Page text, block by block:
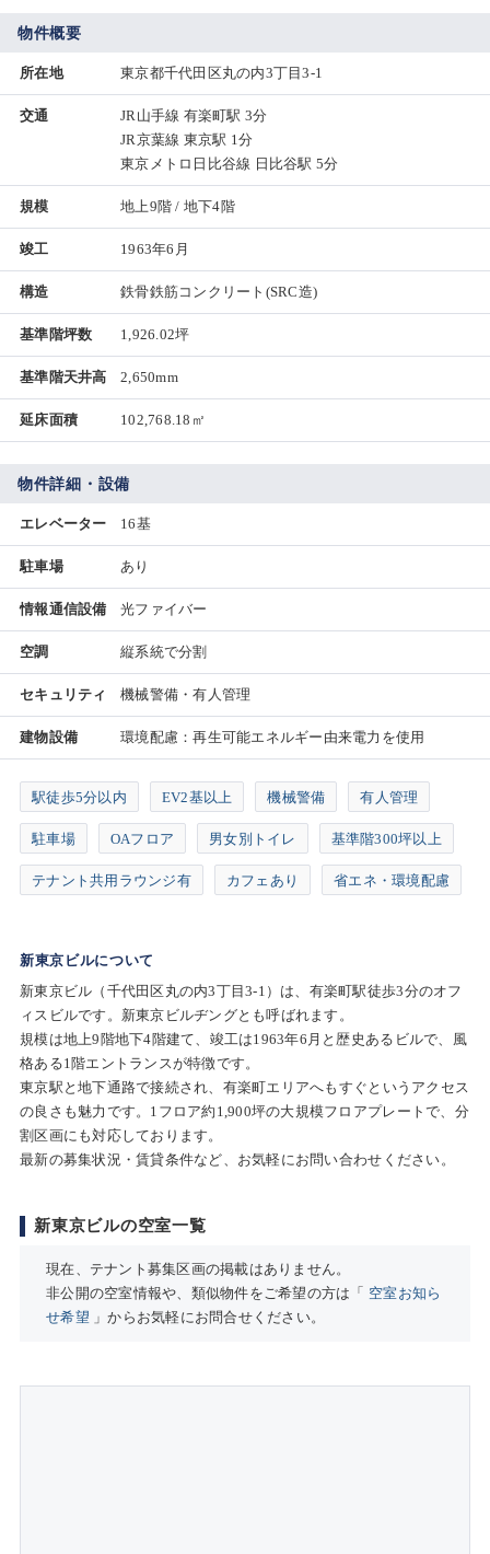
物件概要
所在地 東京都千代田区丸の内3丁目3-1
交通
JR山手線 有楽町駅 3分
JR京葉線 東京駅 1分
東京メトロ日比谷線 日比谷駅 5分
規模 地上9階 / 地下4階
竣工 1963年6月
構造 鉄骨鉄筋コンクリート(SRC造)
基準階坪数 1,926.02坪
基準階天井高 2,650mm
延床面積 102,768.18㎡
物件詳細・設備
エレベーター 16基
駐車場 あり
情報通信設備 光ファイバー
空調 縦系統で分割
セキュリティ 機械警備・有人管理
建物設備 環境配慮：再生可能エネルギー由来電力を使用
駅徒歩5分以内 EV2基以上 機械警備 有人管理
駐車場 OAフロア 男女別トイレ 基準階300坪以上
テナント共用ラウンジ有 カフェあり 省エネ・環境配慮
新東京ビルについて
新東京ビル（千代田区丸の内3丁目3-1）は、有楽町駅徒歩3分のオフ
ィスビルです。新東京ビルヂングとも呼ばれます。
規模は地上9階地下4階建て、竣工は1963年6月と歴史あるビルで、風
格ある1階エントランスが特徴です。
東京駅と地下通路で接続され、有楽町エリアへもすぐというアクセス
の良さも魅力です。1フロア約1,900坪の大規模フロアプレートで、分
割区画にも対応しております。
最新の募集状況・賃貸条件など、お気軽にお問い合わせください。
新東京ビルの空室一覧
現在、テナント募集区画の掲載はありません。
非公開の空室情報や、類似物件をご希望の方は「 空室お知ら
せ希望 」からお気軽にお問合せください。